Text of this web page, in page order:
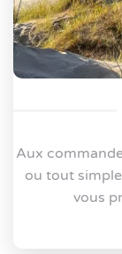
Aux
ou tout
vous